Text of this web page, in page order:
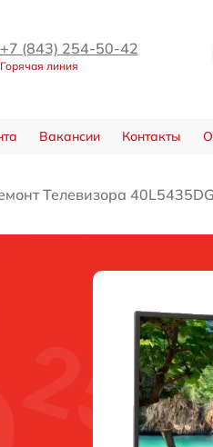
+7 (843) 254-50-42
Горячая линия
Вакансии Контакты
Телевизора 40L5435DG